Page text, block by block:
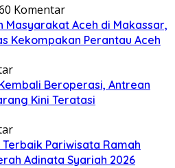
0 Komentar
Masyarakat Aceh di Makassar,
Kekompakan Perantau Aceh
Beroperasi, Antrean
Kini Teratasi
Pariwisata Ramah
Adinata Syariah 2026